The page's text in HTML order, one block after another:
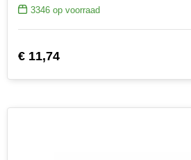
3346op voorraad
€ 11,74